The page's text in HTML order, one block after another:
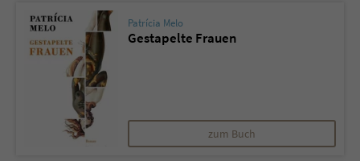
Patrícia Melo
Gestapelte Frauen
zum Buch
Anbieter Literatur-Couch Medien GmbH & Co. KG
Laufzeit
Kommunikation der Webseite mit dem
Benutzer. Es wird benötigt um z. B. den
Sicherheitscode des Kontaktformulars zu